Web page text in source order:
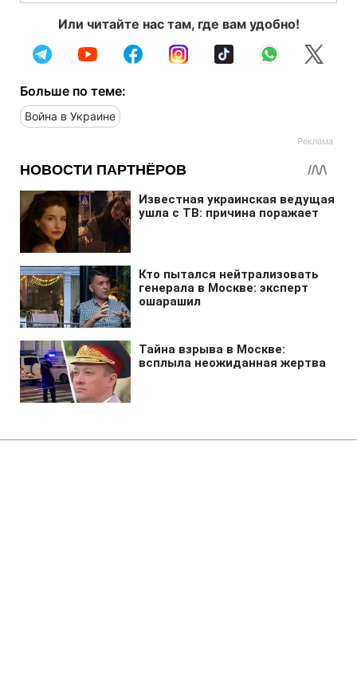
Или читайте нас там, где вам удобно!
Больше по теме:
Война в Украине